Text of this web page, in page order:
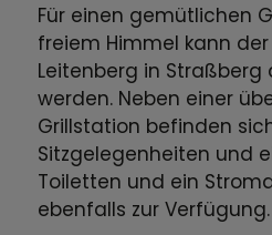
Für einen gemütlichen
freiem Himmel kann
Leitenberg in
werden. Neben einer
Grillstation befinden
Sitzgelegenheiten und
Toiletten und ein
ebenfalls zur Verfügung.